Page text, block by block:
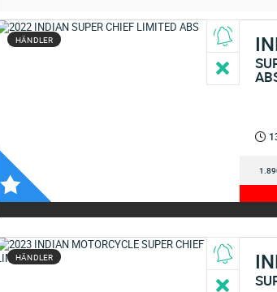
HÄNDLER
HÄNDLER